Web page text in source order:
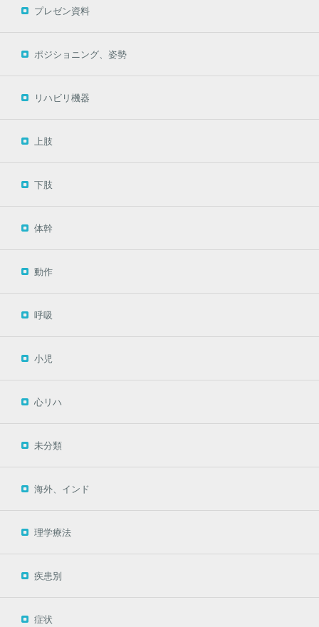
プレゼン資料
ポジショニング、姿勢
リハビリ機器
上肢
下肢
体幹
動作
呼吸
小児
心リハ
未分類
海外、インド
理学療法
疾患別
症状